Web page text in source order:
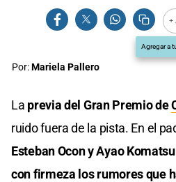
+
Agregar a
Por:Mariela Pallero
La previa del Gran Premio de
ruido fuera de la pista. En el
Esteban Ocon y Ayao
con firmeza los rumores que